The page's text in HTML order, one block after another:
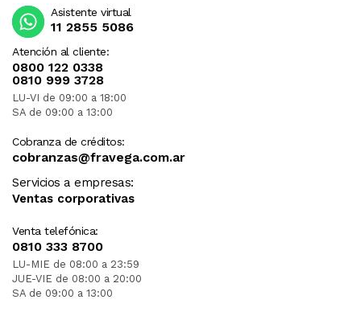
Atención al cliente:
0800 122 0338
0810 999 3728
LU-VI de 09:00 a 18:00
SA de 09:00 a 13:00
Cobranza de créditos:
cobranzas@fravega.com.ar
Servicios a empresas:
Ventas corporativas
Venta telefónica:
0810 333 8700
LU-MIE de 08:00 a 23:59
JUE-VIE de 08:00 a 20:00
SA de 09:00 a 13:00
Asistente virtual
11 2855 5086